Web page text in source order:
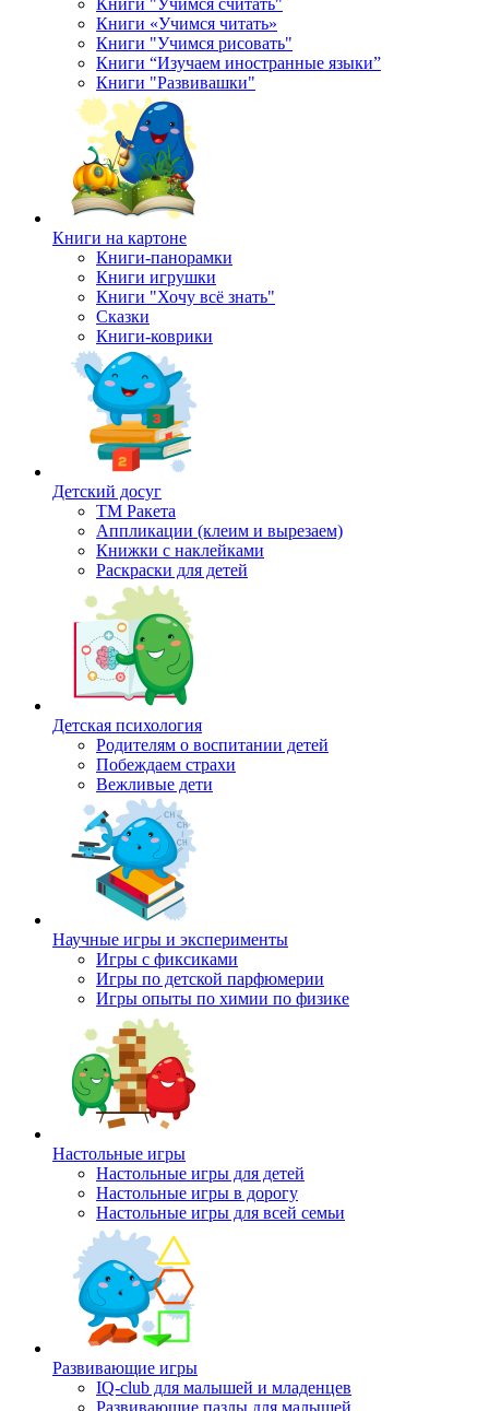
Книги "Учимся считать"
Книги «Учимся читать»
Книги "Учимся рисовать"
Книги “Изучаем иностранные языки”
Книги "Развивашки"
Книги на картоне
Книги-панорамки
Книги игрушки
Книги "Хочу всё знать"
Сказки
Книги-коврики
Детский досуг
ТМ Ракета
Аппликации (клеим и вырезаем)
Книжки с наклейками
Раскраски для детей
Детская психология
Родителям о воспитании детей
Побеждаем страхи
Вежливые дети
Научные игры и эксперименты
Игры с фиксиками
Игры по детской парфюмерии
Игры опыты по химии по физике
Настольные игры
Настольные игры для детей
Настольные игры в дорогу
Настольные игры для всей семьи
Развивающие игры
IQ-club для малышей и младенцев
Развивающие пазлы для малышей